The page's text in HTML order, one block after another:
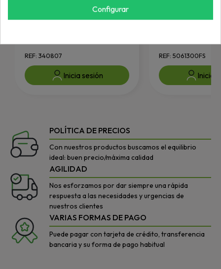
JACOBSEN
REF: 340807
Inicia sesión
FERRIS
REF: 5061300FS
Inicia
POLÍTICA DE PRECIOS
Con nuestros productos buscamos el equilibrio
ideal: buen precio/máxima calidad
AGILIDAD
Nos esforzamos por dar siempre una rápida
respuesta a las necesidades y urgencias de
nuestros clientes
VARIAS FORMAS DE PAGO
Puede pagar con tarjeta de crédito, transferencia
bancaria y su forma de pago habitual
Configurar